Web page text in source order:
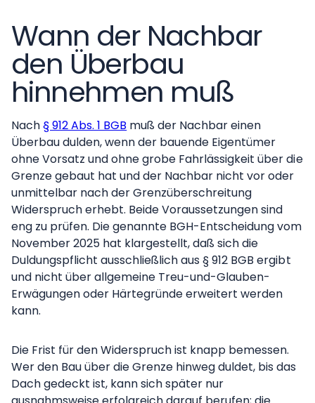
Wann der Nachbar
den Überbau
hinnehmen muß
Nach§ 912 Abs. 1 BGB muß der Nachbar einen
Überbau dulden, wenn der bauende Eigentümer
ohne Vorsatz und ohne grobe Fahrlässigkeit über die
Grenze gebaut hat und der Nachbar nicht vor oder
unmittelbar nach der Grenzüberschreitung
Widerspruch erhebt. Beide Voraussetzungen sind
eng zu prüfen. Die genannte BGH-Entscheidung vom
November 2025 hat klargestellt, daß sich die
Duldungspflicht ausschließlich aus § 912 BGB ergibt
und nicht über allgemeine Treu-und-Glauben-
Erwägungen oder Härtegründe erweitert werden
kann.
Die Frist für den Widerspruch ist knapp bemessen.
Wer den Bau über die Grenze hinweg duldet, bis das
Dach gedeckt ist, kann sich später nur